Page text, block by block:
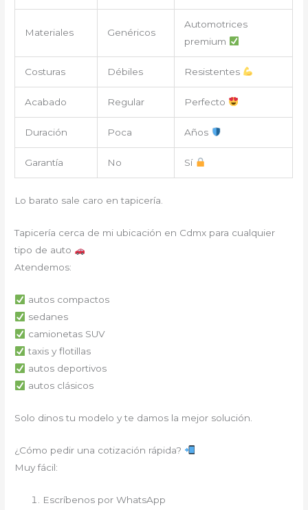
Materiales Genéricos
Automotrices
premium
Costuras Débiles Resistentes
Acabado Regular Perfecto
Duración Poca Años
Garantía No Sí
Lo barato sale caro en tapicería.
Tapicería cerca de mi ubicación en Cdmx para cualquier
tipo de auto
Atendemos:
autos compactos
sedanes
camionetas SUV
taxis y flotillas
autos deportivos
autos clásicos
Solo dinos tu modelo y te damos la mejor solución.
¿Cómo pedir una cotización rápida?
Muy fácil:
Escríbenos por WhatsApp